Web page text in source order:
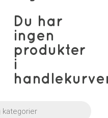
Du har
ingen
produkter
i